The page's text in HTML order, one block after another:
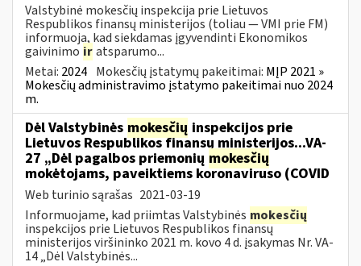
Valstybinė mokesčių inspekcija prie Lietuvos
Respublikos finansų ministerijos (toliau — VMI prie FM)
informuoja, kad siekdamas įgyvendinti Ekonomikos
gaivinimo iratsparumo...
Metai: 2024 Mokesčių įstatymų pakeitimai: MĮP 2021 »
Mokesčių administravimo įstatymo pakeitimai nuo 2024
m.
Dėl Valstybinės mokesčių inspekcijos prie
Lietuvos Respublikos finansų ministerijos...VA-
27 „Dėl pagalbos priemonių mokesčių
mokėtojams, paveiktiems koronaviruso (COVID
Web turinio sąrašas 2021-03-19
Informuojame, kad priimtas Valstybinės mokesčių
inspekcijos prie Lietuvos Respublikos finansų
ministerijos viršininko 2021 m. kovo 4 d. įsakymas Nr. VA-
14 „Dėl Valstybinės...